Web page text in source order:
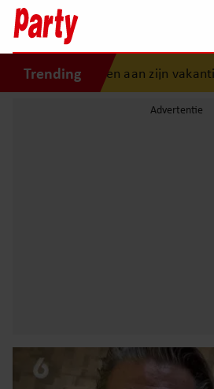
Trending
aan zijn vakantie..•Nooit